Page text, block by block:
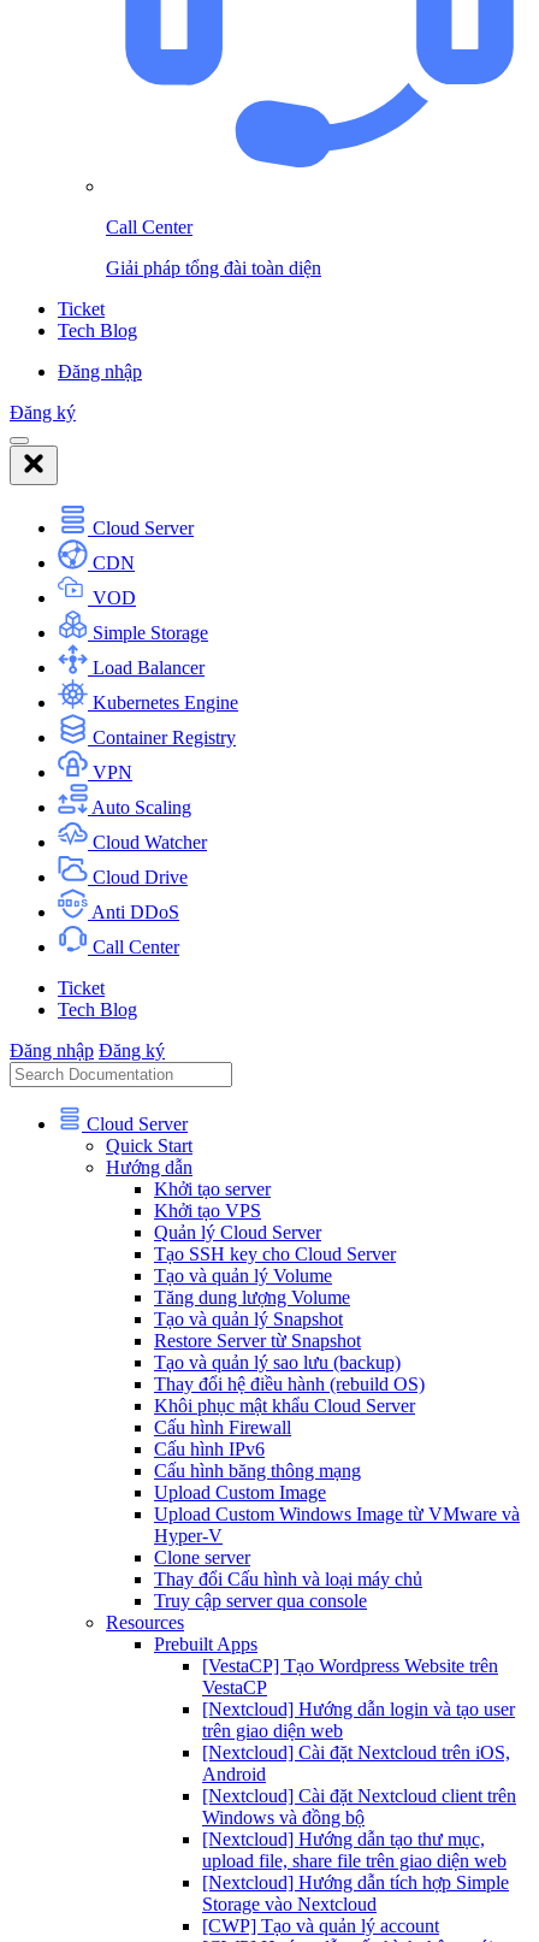
Call Center
Giải pháp tổng đài toàn diện
Ticket
Tech Blog
Đăng nhập
Đăng ký
Cloud Server
CDN
VOD
Simple Storage
Load Balancer
Kubernetes Engine
Container Registry
VPN
Auto Scaling
Cloud Watcher
Cloud Drive
Anti DDoS
Call Center
Ticket
Tech Blog
Đăng nhập Đăng ký
Cloud Server
Quick Start
Hướng dẫn
Khởi tạo server
Khởi tạo VPS
Quản lý Cloud Server
Tạo SSH key cho Cloud Server
Tạo và quản lý Volume
Tăng dung lượng Volume
Tạo và quản lý Snapshot
Restore Server từ Snapshot
Tạo và quản lý sao lưu (backup)
Thay đổi hệ điều hành (rebuild OS)
Khôi phục mật khẩu Cloud Server
Cấu hình Firewall
Cấu hình IPv6
Cấu hình băng thông mạng
Upload Custom Image
Upload Custom Windows Image từ VMware và
Hyper-V
Clone server
Thay đổi Cấu hình và loại máy chủ
Truy cập server qua console
Resources
Prebuilt Apps
[VestaCP] Tạo Wordpress Website trên
VestaCP
[Nextcloud] Hướng dẫn login và tạo user
trên giao diện web
[Nextcloud] Cài đặt Nextcloud trên iOS,
Android
[Nextcloud] Cài đặt Nextcloud client trên
Windows và đồng bộ
[Nextcloud] Hướng dẫn tạo thư mục,
upload file, share file trên giao diện web
[Nextcloud] Hướng dẫn tích hợp Simple
Storage vào Nextcloud
[CWP] Tạo và quản lý account